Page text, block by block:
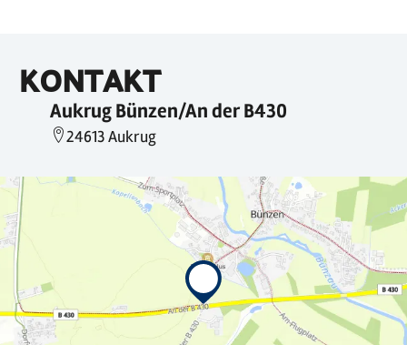
KONTAKT
Aukrug Bünzen/An der B430
24613 Aukrug